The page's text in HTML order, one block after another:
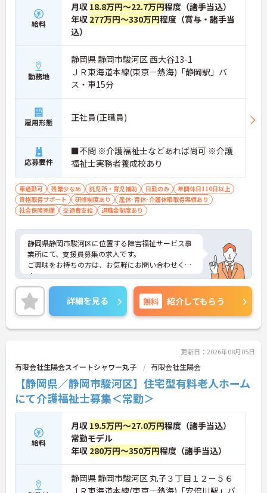
給料
月収 18.8万円～22.7万円程度（諸手当込）
年収 277万円～330万円程度（賞与・諸手当
込）
勤務地
静岡県 静岡市駿河区 西大谷13-1
ＪＲ東海道本線(東京－熱海)「静岡駅」バ
ス・車15分
雇用形態 正社員(正職員)
応募要件
■不問 ※介護福祉士などあれば尚可 ※介護
福祉士実務者養成校あり
車通勤可 残業少なめ 託児所・育児補助 日勤のみ
年間休日110日以上
資格取得サポート
研修制度あり
産休･育休･介護休暇取得実績あり
社会保険完備
交通費支給 退職金制度あり
静岡県静岡市駿河区に位置する障害福祉サービス事
業所にて、支援員募集の求人です。
ご興味をお持ちの方は、お気軽にお問い合わせくだ
さい。
詳細を見る 無料 紹介してもらう
更新日：2026年08月05日
有限会社生陽会スイートシャワー丸子 有限会社生陽会
【静岡県／静岡市駿河区】住宅型有料老人ホーム
にて介護福祉士募集＜常勤＞
給料
月収 19.5万円～27.0万円程度（諸手当込）
常勤モデル
年収 280万円～350万円程度（諸手当込）
静岡県 静岡市駿河区 丸子３丁目１２－５６